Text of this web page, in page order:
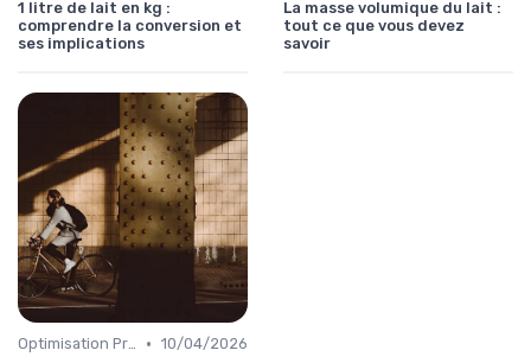
1 litre de lait en kg :
comprendre la conversion et
ses implications
La masse volumique du lait :
tout ce que vous devez
savoir
Optimisation Production • 10/04/2026